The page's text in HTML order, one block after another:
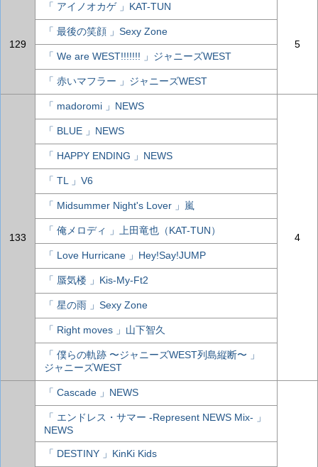
129
「 アイノオカゲ 」KAT-TUN
5
「 最後の笑顔 」Sexy Zone
「 We are WEST!!!!!!! 」ジャニーズWEST
「 赤いマフラー 」ジャニーズWEST
133
「 madoromi 」NEWS
4
「 BLUE 」NEWS
「 HAPPY ENDING 」NEWS
「 TL 」V6
「 Midsummer Night's Lover 」嵐
「 俺メロディ 」上田竜也（KAT-TUN）
「 Love Hurricane 」Hey!Say!JUMP
「 蜃気楼 」Kis-My-Ft2
「 星の雨 」Sexy Zone
「 Right moves 」山下智久
「 僕らの軌跡 〜ジャニーズWEST列島縦断〜 」
ジャニーズWEST
「 Cascade 」NEWS
「 エンドレス・サマー -Represent NEWS Mix- 」
NEWS
「 DESTINY 」KinKi Kids